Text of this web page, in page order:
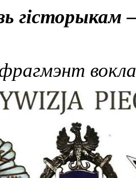
гісторыкам